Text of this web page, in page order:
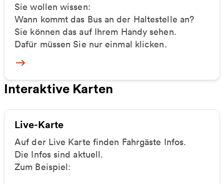
Sie wollen wissen:
Wann kommt das Bus an der Haltestelle an?
Sie können das auf Ihrem Handy sehen.
Dafür müssen Sie nur einmal klicken.
Mehr zu Smarte Haltestelle
Interaktive Karten
Live-Karte
Auf der Live Karte finden Fahrgäste Infos.
Die Infos sind aktuell.
Zum Beispiel: